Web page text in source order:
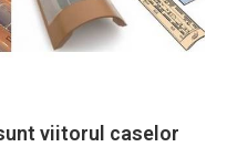
viitorul caselor